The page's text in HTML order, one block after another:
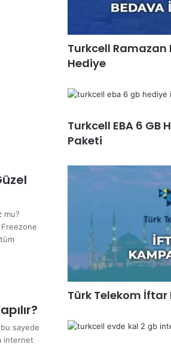
mu?
sayede
internet
Turkcell Ramazan
Hediye
Turkcell EBA 6 GB
Paketi
Türk Telekom